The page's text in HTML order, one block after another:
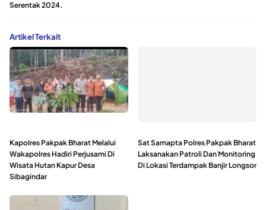
Serentak 2024.
Artikel Terkait
Kapolres Pakpak Bharat Melalui
Wakapolres Hadiri Perjusami Di
Wisata Hutan Kapur Desa
Sibagindar
Sat Samapta Polres Pakpak Bharat
Laksanakan Patroli Dan Monitoring
Di Lokasi Terdampak Banjir Longsor